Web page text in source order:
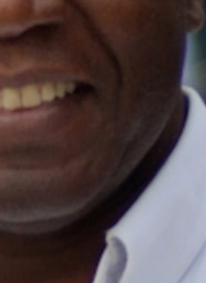
Martial. Photo D.R.